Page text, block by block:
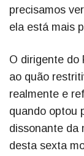
precisamos
ela está mais
O dirigente do
ao quão
realmente e
quando optou
dissonante da
desta sexta